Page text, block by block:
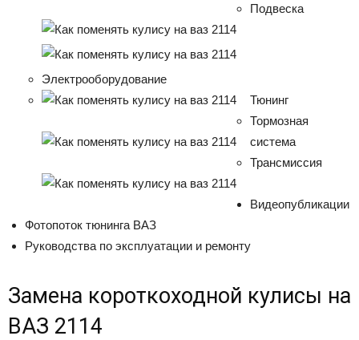
Подвеска
Электрооборудование
Тюнинг
Тормозная
система
Трансмиссия
Видеопубликации
Фотопоток тюнинга ВАЗ
Руководства по эксплуатации и ремонту
Замена короткоходной кулисы на
ВАЗ 2114